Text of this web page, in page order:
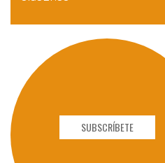
SUBSCRÍBETE